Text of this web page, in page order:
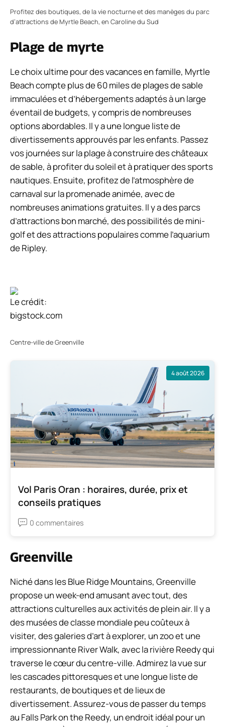
Profitez des boutiques, de la vie nocturne et des manèges du parc
d’attractions de Myrtle Beach, en Caroline du Sud
Plage de myrte
Le choix ultime pour des vacances en famille, Myrtle
Beach compte plus de 60 miles de plages de sable
immaculées et d’hébergements adaptés à un large
éventail de budgets, y compris de nombreuses
options abordables. Il y a une longue liste de
divertissements approuvés par les enfants. Passez
vos journées sur la plage à construire des châteaux
de sable, à profiter du soleil et à pratiquer des sports
nautiques. Ensuite, profitez de l’atmosphère de
carnaval sur la promenade animée, avec de
nombreuses animations gratuites. Il y a des parcs
d’attractions bon marché, des possibilités de mini-
golf et des attractions populaires comme l’aquarium
de Ripley.
Le crédit:
bigstock.com
Centre-ville de Greenville
4 août 2026
Vol Paris Oran : horaires, durée, prix et
conseils pratiques
0 commentaires
Greenville
Niché dans les Blue Ridge Mountains, Greenville
propose un week-end amusant avec tout, des
attractions culturelles aux activités de plein air. Il y a
des musées de classe mondiale peu coûteux à
visiter, des galeries d’art à explorer, un zoo et une
impressionnante River Walk, avec la rivière Reedy qui
traverse le cœur du centre-ville. Admirez la vue sur
les cascades pittoresques et une longue liste de
restaurants, de boutiques et de lieux de
divertissement. Assurez-vous de passer du temps
au Falls Park on the Reedy, un endroit idéal pour un